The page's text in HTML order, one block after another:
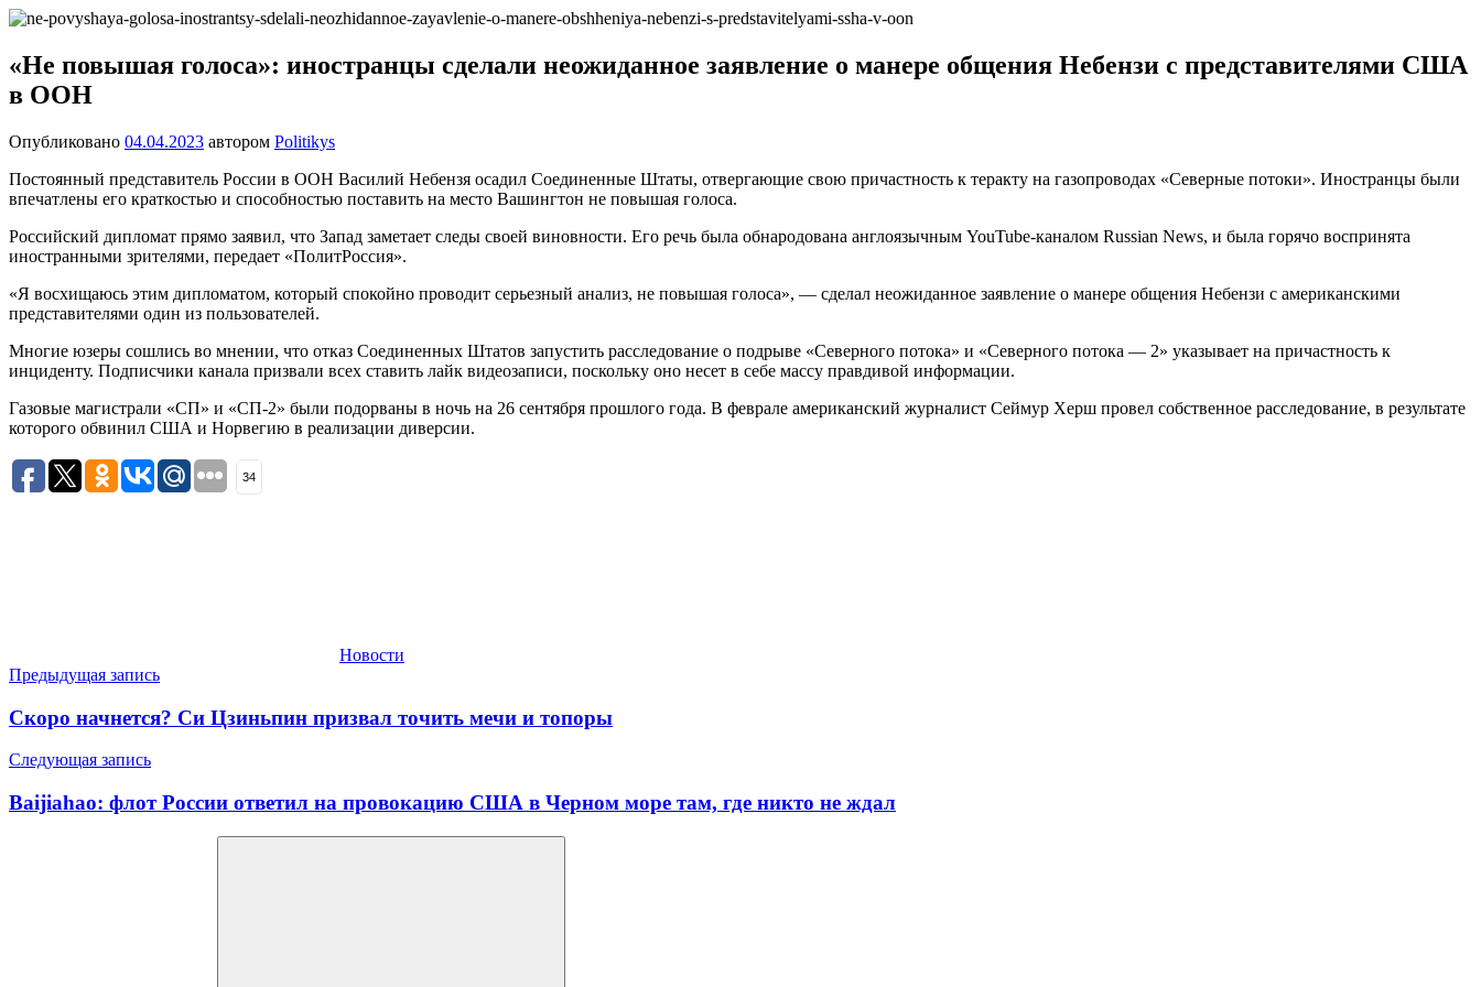
Перейти
содержимому
один
сайт
на
«Не повышая голоса»: иностранцы сделали неожиданное заявление о манере общения Небензи с представителями США
в ООН
Опубликовано 04.04.2023 автором Politikys
Постоянный представитель России в ООН Василий Небензя осадил Соединенные Штаты, отвергающие свою причастность к теракту на газопроводах «Северные потоки». Иностранцы были
впечатлены его краткостью и способностью поставить на место Вашингтон не повышая голоса.
Российский дипломат прямо заявил, что Запад заметает следы своей виновности. Его речь была обнародована англоязычным YouTube-каналом Russian News, и была горячо воспринята
иностранными зрителями, передает «ПолитРоссия».
«Я восхищаюсь этим дипломатом, который спокойно проводит серьезный анализ, не повышая голоса», — сделал неожиданное заявление о манере общения Небензи с американскими
представителями один из пользователей.
Многие юзеры сошлись во мнении, что отказ Соединенных Штатов запустить расследование о подрыве «Северного потока» и «Северного потока — 2» указывает на причастность к
инциденту. Подписчики канала призвали всех ставить лайк видеозаписи, поскольку оно несет в себе массу правдивой информации.
Газовые магистрали «СП» и «СП-2» были подорваны в ночь на 26 сентября прошлого года. В феврале американский журналист Сеймур Херш провел собственное расследование, в результате
которого обвинил США и Норвегию в реализации диверсии.
34
Новости
Навигация
по
записям
Предыдущая запись
Скоро начнется? Си Цзиньпин призвал точить мечи и топоры
Следующая запись
Baijiahao: флот России ответил на провокацию США в Черном море там, где никто не ждал